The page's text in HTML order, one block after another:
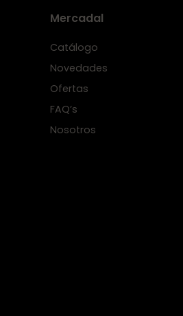
Mercadal
Catálogo
Novedades
Ofertas
FAQ’s
Nosotros